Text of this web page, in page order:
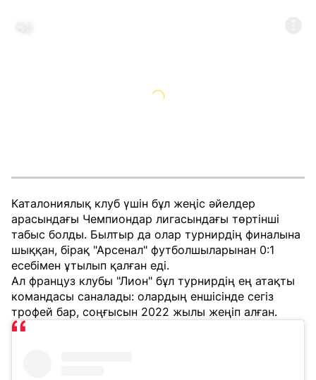
Каталониялық клуб үшін бұл жеңіс әйелдер
арасындағы Чемпиондар лигасындағы төртінші
табыс болды. Былтыр да олар турнирдің финалына
шыққан, бірақ "Арсенал" футболшыларынан 0:1
есебімен ұтылып қалған еді.
Ал француз клубы "Лион" бұл турнирдің ең атақты
командасы саналады: олардың еншісінде сегіз
трофей бар, соңғысын 2022 жылы жеңіп алған.